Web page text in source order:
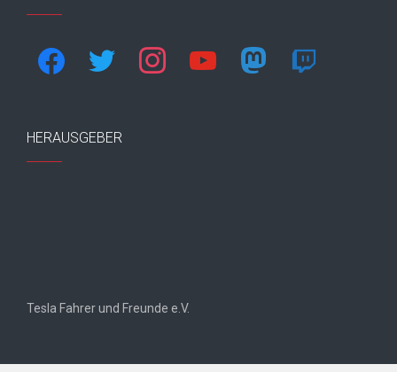
facebook twitter instagram youtube mastodon twitch
HERAUSGEBER
Tesla Fahrer und Freunde e.V.